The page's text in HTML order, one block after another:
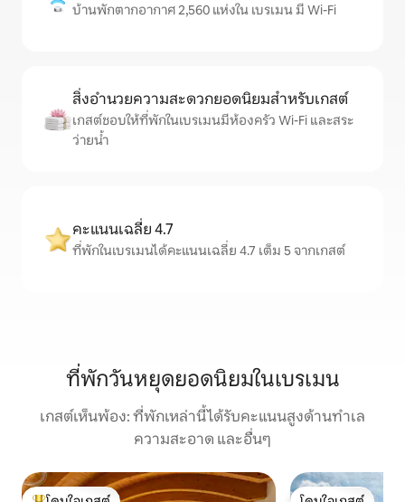
บ้านพักตากอากาศ 2,560 แห่งใน เบรเมน มี Wi-Fi
สิ่งอำนวยความสะดวกยอดนิยมสำหรับเกสต์
เกสต์ชอบให้ที่พักในเบรเมนมีห้องครัว Wi-Fi และสระ
ว่ายน้ำ
คะแนนเฉลี่ย 4.7
ที่พักในเบรเมนได้คะแนนเฉลี่ย 4.7 เต็ม 5 จากเกสต์
ที่พักวันหยุดยอดนิยมในเบรเมน
เกสต์เห็นพ้อง: ที่พักเหล่านี้ได้รับคะแนนสูงด้านทำเล
ความสะอาด และอื่นๆ